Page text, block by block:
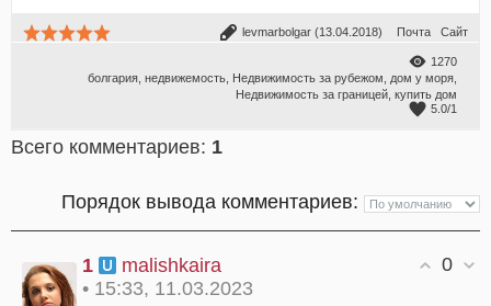
levmarbolgar (13.04.2018) Почта Сайт
1270
болгария недвижемость Недвижимость за рубежом дом у моря
Недвижимость за границей купить дом
5.0/1
Всего комментариев: 1
Порядок вывода комментариев:
0
1
malishkaira
• 15:33, 11.03.2023